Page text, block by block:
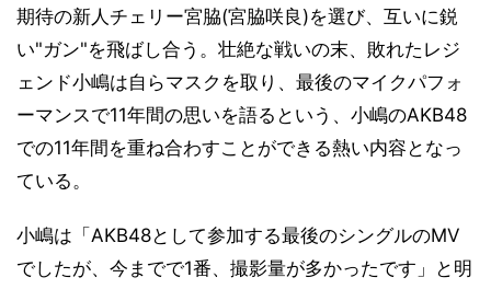
期待の新人チェリー宮脇(宮脇咲良)を選び、互いに鋭
い"ガン"を飛ばし合う。壮絶な戦いの末、敗れたレジ
ェンド小嶋は自らマスクを取り、最後のマイクパフォ
ーマンスで11年間の思いを語るという、小嶋のAKB48
での11年間を重ね合わすことができる熱い内容となっ
ている。
小嶋は「AKB48として参加する最後のシングルのMV
でしたが、今までで1番、撮影量が多かったです」と明